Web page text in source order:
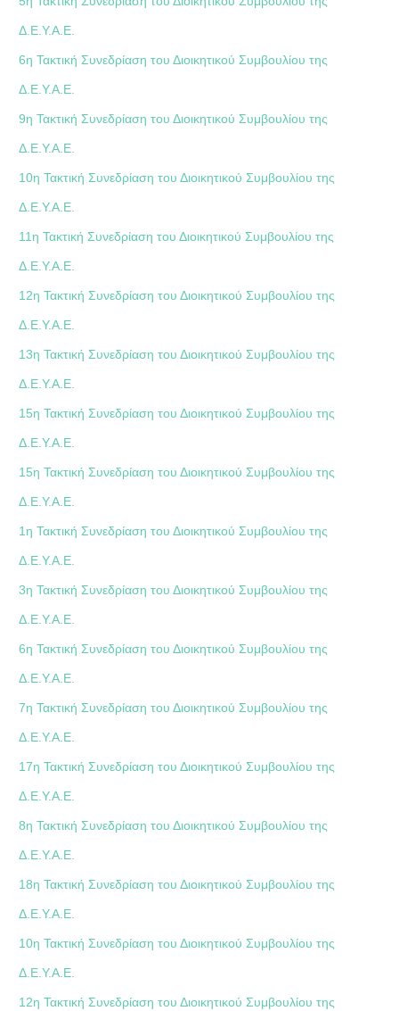
Δ.Ε.Υ.Α.Ε.
6η Τακτική Συνεδρίαση του Διοικητικού Συμβουλίου της
Δ.Ε.Υ.Α.Ε.
9η Τακτική Συνεδρίαση του Διοικητικού Συμβουλίου της
Δ.Ε.Υ.Α.Ε.
10η Τακτική Συνεδρίαση του Διοικητικού Συμβουλίου της
Δ.Ε.Υ.Α.Ε.
11η Τακτική Συνεδρίαση του Διοικητικού Συμβουλίου της
Δ.Ε.Υ.Α.Ε.
12η Τακτική Συνεδρίαση του Διοικητικού Συμβουλίου της
Δ.Ε.Υ.Α.Ε.
13η Τακτική Συνεδρίαση του Διοικητικού Συμβουλίου της
Δ.Ε.Υ.Α.Ε.
15η Τακτική Συνεδρίαση του Διοικητικού Συμβουλίου της
Δ.Ε.Υ.Α.Ε.
15η Τακτική Συνεδρίαση του Διοικητικού Συμβουλίου της
Δ.Ε.Υ.Α.Ε.
1η Τακτική Συνεδρίαση του Διοικητικού Συμβουλίου της
Δ.Ε.Υ.Α.Ε.
3η Τακτική Συνεδρίαση του Διοικητικού Συμβουλίου της
Δ.Ε.Υ.Α.Ε.
6η Τακτική Συνεδρίαση του Διοικητικού Συμβουλίου της
Δ.Ε.Υ.Α.Ε.
7η Τακτική Συνεδρίαση του Διοικητικού Συμβουλίου της
Δ.Ε.Υ.Α.Ε.
17η Τακτική Συνεδρίαση του Διοικητικού Συμβουλίου της
Δ.Ε.Υ.Α.Ε.
8η Τακτική Συνεδρίαση του Διοικητικού Συμβουλίου της
Δ.Ε.Υ.Α.Ε.
18η Τακτική Συνεδρίαση του Διοικητικού Συμβουλίου της
Δ.Ε.Υ.Α.Ε.
10η Τακτική Συνεδρίαση του Διοικητικού Συμβουλίου της
Δ.Ε.Υ.Α.Ε.
12η Τακτική Συνεδρίαση του Διοικητικού Συμβουλίου της